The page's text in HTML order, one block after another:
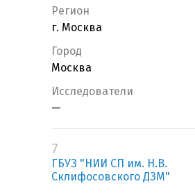
Регион
г. Москва
Город
Москва
Исследователи
—
7
ГБУЗ "НИИ СП им. Н.В.
Склифосовского ДЗМ"